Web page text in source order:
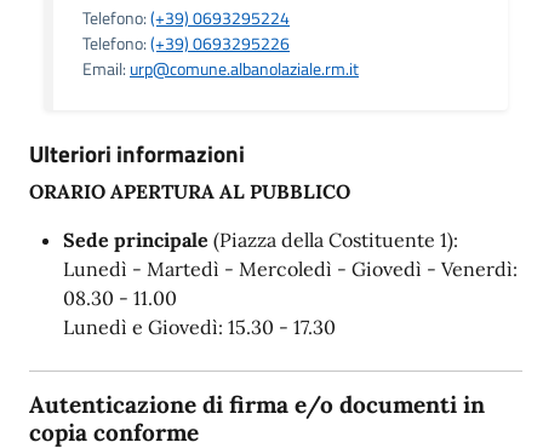
Telefono:(+39) 0693295224
Telefono:(+39) 0693295226
Email: urp@comune.albanolaziale.rm.it
Ulteriori informazioni
ORARIO APERTURA AL PUBBLICO
Sede principale (Piazza della Costituente 1):
Lunedì - Martedì - Mercoledì - Giovedì - Venerdì:
08.30 - 11.00
Lunedì e Giovedì: 15.30 - 17.30
Autenticazione di firma e/o documenti in
copia conforme